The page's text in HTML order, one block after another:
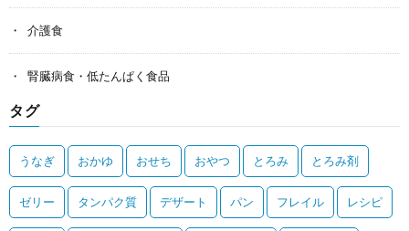
介護食
腎臓病食・低たんぱく食品
タグ
うなぎ おかゆ おせち おやつ とろみ とろみ剤
ゼリー タンパク質 デザート パン フレイル レシピ